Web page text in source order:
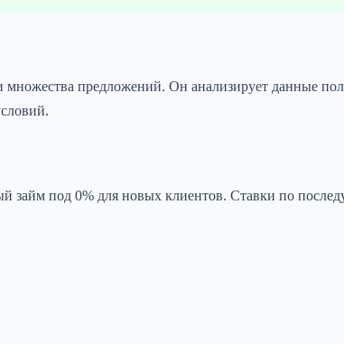
предложений. Он анализирует данные
займ под 0% для новых клиентов. Ставки по